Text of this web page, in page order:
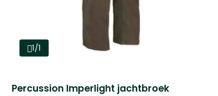
1/1
Percussion Imperlight jachtbroek